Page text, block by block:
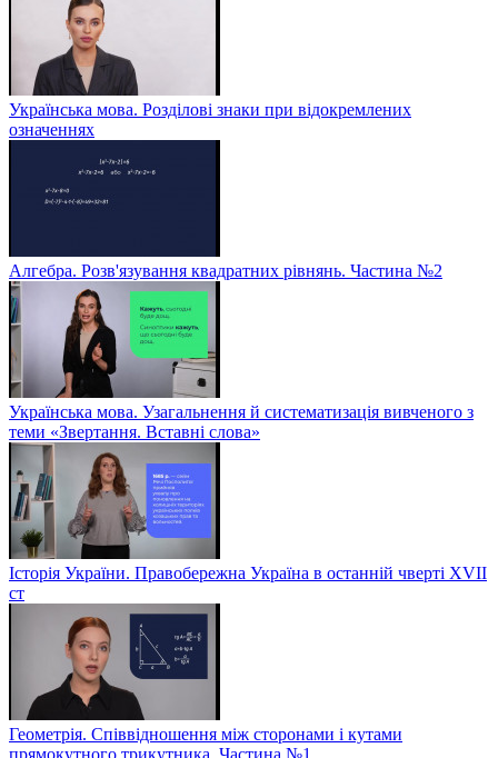
Українська мова. Розділові знаки при відокремлених
означеннях
Алгебра. Розв'язування квадратних рівнянь. Частина №2
Українська мова. Узагальнення й систематизація вивченого з
теми «Звертання. Вставні слова»
Історія України. Правобережна Україна в останній чверті XVII
ст
Геометрія. Співвідношення між сторонами і кутами
прямокутного трикутника. Частина №1